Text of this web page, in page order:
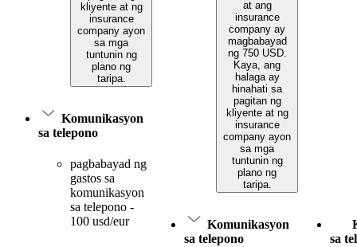
kliyente at ng
insurance
company ayon
sa mga
tuntunin ng
plano ng
taripa.
Komunikasyon
sa telepono
pagbabayad ng
gastos sa
komunikasyon
sa telepono -
100 usd/eur
at ang
insurance
company ay
magbabayad
ng 750 USD.
Kaya, ang
halaga ay
hinahati sa
pagitan ng
kliyente at ng
insurance
company ayon
sa mga
tuntunin ng
plano ng
taripa.
Komunikasyon
sa telepono
sa